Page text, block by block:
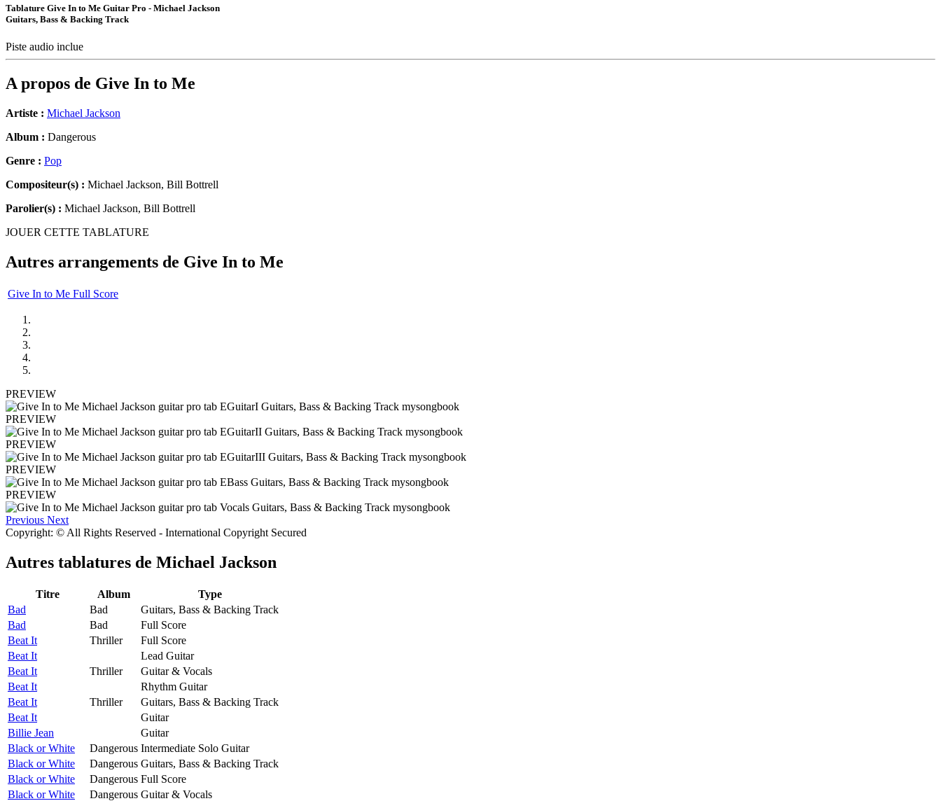
Tablature Give In to Me Guitar Pro - Michael Jackson
Guitars, Bass & Backing Track
Piste audio inclue
A propos de Give In to Me
Artiste : Michael Jackson
Album : Dangerous
Genre : Pop
Compositeur(s) : Michael Jackson, Bill Bottrell
Parolier(s) : Michael Jackson, Bill Bottrell
JOUER CETTE TABLATURE
Autres arrangements de Give In to Me
Give In to Me Full Score
PREVIEW
PREVIEW
PREVIEW
PREVIEW
PREVIEW
Previous Next
Copyright: © All Rights Reserved - International Copyright Secured
Autres tablatures de Michael Jackson
Titre Album
Type
Bad
Bad
Guitars, Bass & Backing Track
Bad
Bad
Full Score
Beat It
Thriller
Full Score
Beat It
Lead Guitar
Beat It
Thriller
Guitar & Vocals
Beat It
Rhythm Guitar
Beat It
Thriller
Guitars, Bass & Backing Track
Beat It
Guitar
Billie Jean
Guitar
Black or White
Dangerous Intermediate Solo Guitar
Black or White
Dangerous Guitars, Bass & Backing Track
Black or White
Dangerous Full Score
Black or White
Dangerous Guitar & Vocals